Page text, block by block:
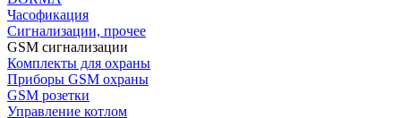
Часофикация
Сигнализации, прочее
GSM сигнализации
Комплекты для охраны
Приборы GSM охраны
GSM розетки
Управление котлом